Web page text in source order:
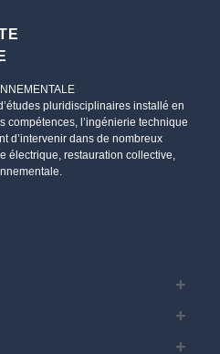
pluridisciplinaires installé en
compétences, l’ingénierie technique
d’intervenir dans de nombreux
électrique, restauration collective,